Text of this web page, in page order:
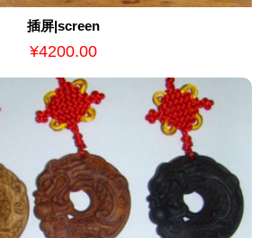
插屏|screen
¥4200.00